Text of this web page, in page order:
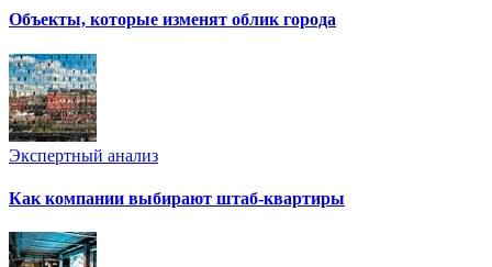
Объекты, которые изменят облик города
Экспертный анализ
Как компании выбирают штаб-квартиры